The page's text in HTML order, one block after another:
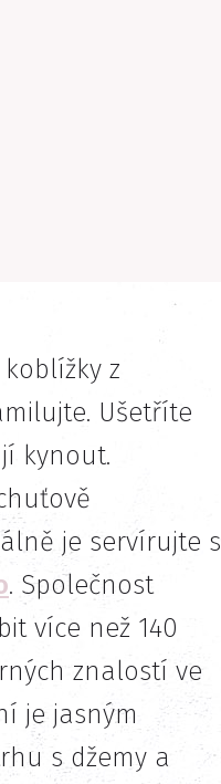
z
Ušetříte
kynout.
je servírujte s
. Společnost
více než 140
znalostí ve
je jasným
s džemy a